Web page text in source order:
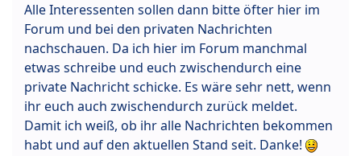
Alle Interessenten sollen dann bitte öfter hier im
Forum und bei den privaten Nachrichten
nachschauen. Da ich hier im Forum manchmal
etwas schreibe und euch zwischendurch eine
private Nachricht schicke. Es wäre sehr nett, wenn
ihr euch auch zwischendurch zurück meldet.
Damit ich weiß, ob ihr alle Nachrichten bekommen
habt und auf den aktuellen Stand seit. Danke!